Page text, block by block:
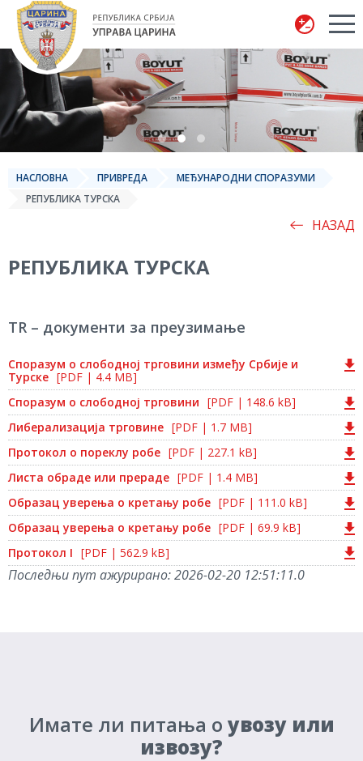
Управа царина
НАСЛОВНА ПРИВРЕДА
МЕЂУНАРОДНИ СПОРАЗУМИ
РЕПУБЛИКА ТУРСКА
НАЗАД
РЕПУБЛИКА ТУРСКА
TR – документи за преузимање
Споразум о слободној трговини између Србије и
Турске [PDF | 4.4 MB]
Споразум о слободној трговини [PDF | 148.6 kB]
Либерализација трговине [PDF | 1.7 MB]
Протокол о пореклу робе [PDF | 227.1 kB]
Листа обраде или прераде [PDF | 1.4 MB]
Образац уверења о кретању робе [PDF | 111.0 kB]
Образац уверења о кретању робе [PDF | 69.9 kB]
Протокол I [PDF | 562.9 kB]
Последњи пут ажурирано:2026-02-20 12:51:11.0
Имате ли питања о увозу или
извозу?